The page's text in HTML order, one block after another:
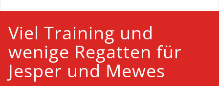
von 1885 e.V.
Viel Training und
wenige Regatten für
Jesper und Mewes